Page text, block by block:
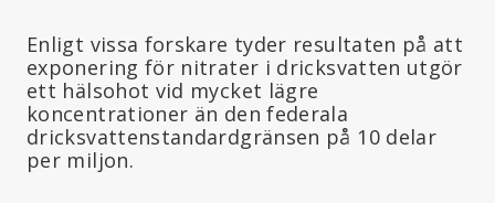
Enligt vissa forskare tyder resultaten på att
exponering för nitrater i dricksvatten utgör
ett hälsohot vid mycket lägre
koncentrationer än den federala
dricksvattenstandardgränsen på 10 delar
per miljon.